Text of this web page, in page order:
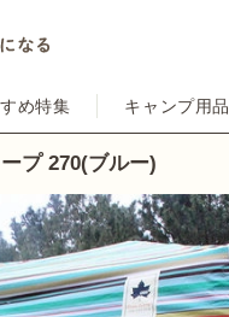
め特集 キャンプ用品
プ 270(ブルー)